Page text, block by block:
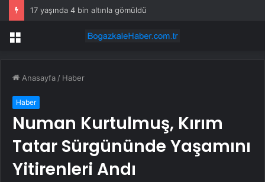
17 yaşında 4 bin altınla gömüldü
Menü
Anasayfa / Haber
Haber
Numan Kurtulmuş, Kırım
Tatar Sürgününde Yaşamını
Yitirenleri Andı